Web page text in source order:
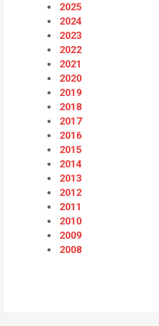
2025
2024
2023
2022
2021
2020
2019
2018
2017
2016
2015
2014
2013
2012
2011
2010
2009
2008